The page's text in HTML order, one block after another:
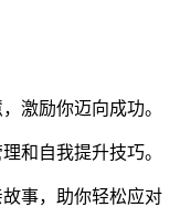
激励你迈向成功。
和自我提升技巧。
事，助你轻松应对